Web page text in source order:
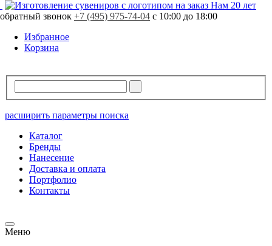
Нам 20 лет
обратный звонок +7 (495) 975-74-04 с 10:00 до 18:00
Избранное
Корзина
расширить параметры поиска
Каталог
Бренды
Нанесение
Доставка и оплата
Портфолио
Контакты
Меню